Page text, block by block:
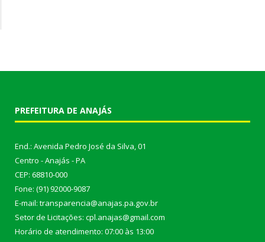
PREFEITURA DE ANAJÁS
End.: Avenida Pedro José da Silva, 01
Centro - Anajás - PA
CEP: 68810-000
Fone: (91) 92000-9087
E-mail: transparencia@anajas.pa.gov.br
Setor de Licitações: cpl.anajas@gmail.com
Horário de atendimento: 07:00 às 13:00